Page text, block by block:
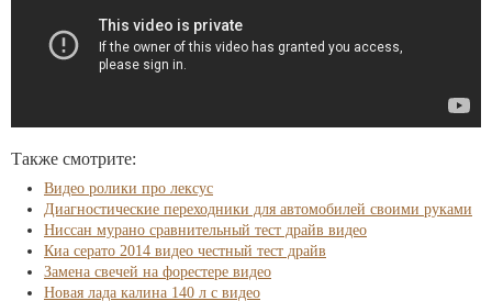
Также смотрите:
Видео ролики про лексус
Диагностические переходники для автомобилей своими руками
Ниссан мурано сравнительный тест драйв видео
Киа серато 2014 видео честный тест драйв
Замена свечей на форестере видео
Новая лада калина 140 л с видео